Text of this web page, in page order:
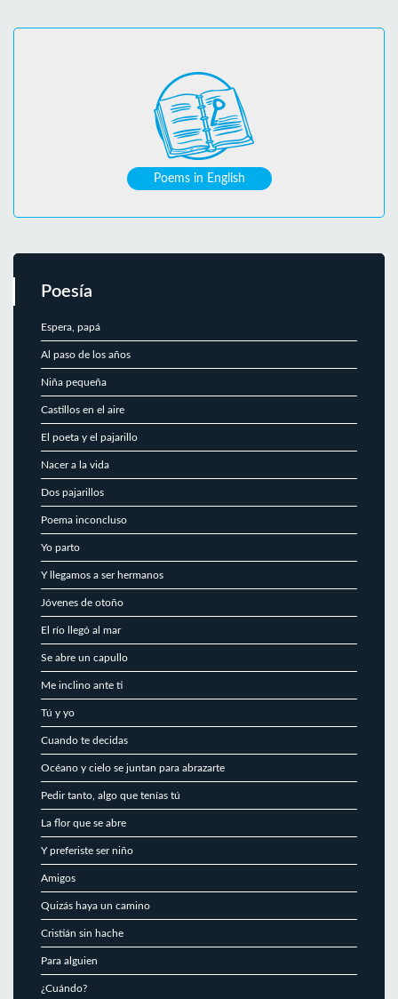
Poems in English
Poesía
Espera, papá
Al paso de los años
Niña pequeña
Castillos en el aire
El poeta y el pajarillo
Nacer a la vida
Dos pajarillos
Poema inconcluso
Yo parto
Y llegamos a ser hermanos
Jóvenes de otoño
El río llegó al mar
Se abre un capullo
Me inclino ante ti
Tú y yo
Cuando te decidas
Océano y cielo se juntan para abrazarte
Pedir tanto, algo que tenías tú
La flor que se abre
Y preferiste ser niño
Amigos
Quizás haya un camino
Cristián sin hache
Para alguien
¿Cuándo?